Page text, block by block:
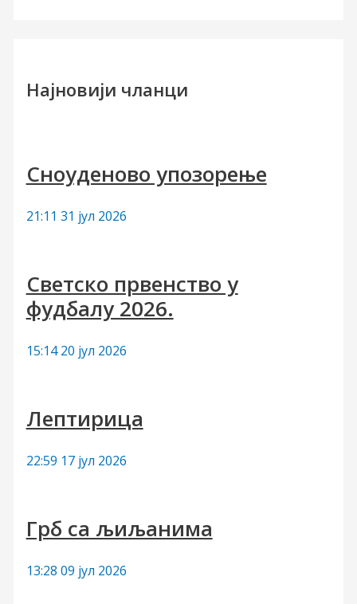
а
з
Најновији чланци
Сноуденово упозорење
21:11 31 јул 2026
Светско првенство у
фудбалу 2026.
15:14 20 јул 2026
Лептирица
22:59 17 јул 2026
Грб са љиљанима
13:28 09 јул 2026